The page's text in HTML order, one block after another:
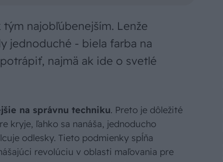
najobľúbenejším. Lenže
jednoduché - biela farba na
najmä ak ide o svetlé
na správnu techniku. Preto je dôležité
kryje, ľahko sa nanáša, jednoducho
odlesky. Tieto podmienky spĺňa
revolúciu v oblasti maľovania pre